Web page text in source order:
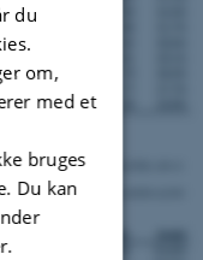
du
om,
med et
bruges
Du kan